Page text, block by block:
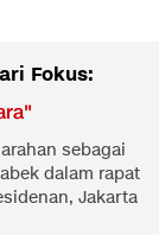
Fokus:
"
sebagai
dalam rapat
Jakarta